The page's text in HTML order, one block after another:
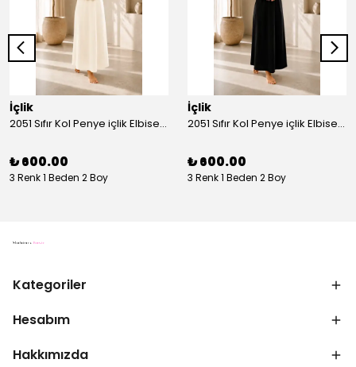
İçlik
2051 Sıfır Kol Penye içlik Elbise - Ekru
₺ 600.00
3 Renk 1 Beden 2 Boy
İçlik
2051 Sıfır Kol Penye içlik Elbise - Siyah
₺ 600.00
3 Renk 1 Beden 2 Boy
Kategoriler
Hesabım
Hakkımızda